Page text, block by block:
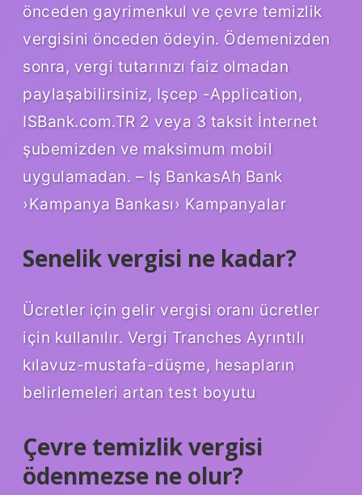
önceden gayrimenkul ve çevre temizlik
vergisini önceden ödeyin. Ödemenizden
sonra, vergi tutarınızı faiz olmadan
paylaşabilirsiniz, Işcep -Application,
ISBank.com.TR 2 veya 3 taksit İnternet
şubemizden ve maksimum mobil
uygulamadan. – Iş BankasAh Bank
›Kampanya Bankası› Kampanyalar
Senelik vergisi ne kadar?
Ücretler için gelir vergisi oranı ücretler
için kullanılır. Vergi Tranches Ayrıntılı
kılavuz-mustafa-düşme, hesapların
belirlemeleri artan test boyutu
Çevre temizlik vergisi
ödenmezse ne olur?